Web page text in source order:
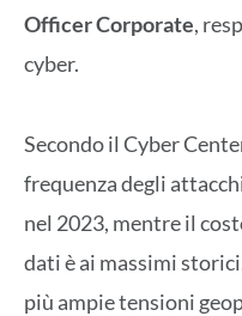
Officer Corporate,
cyber.
Secondo il Cyber
frequenza degli
nel 2023, mentre il
dati è ai massimi
più ampie tensioni